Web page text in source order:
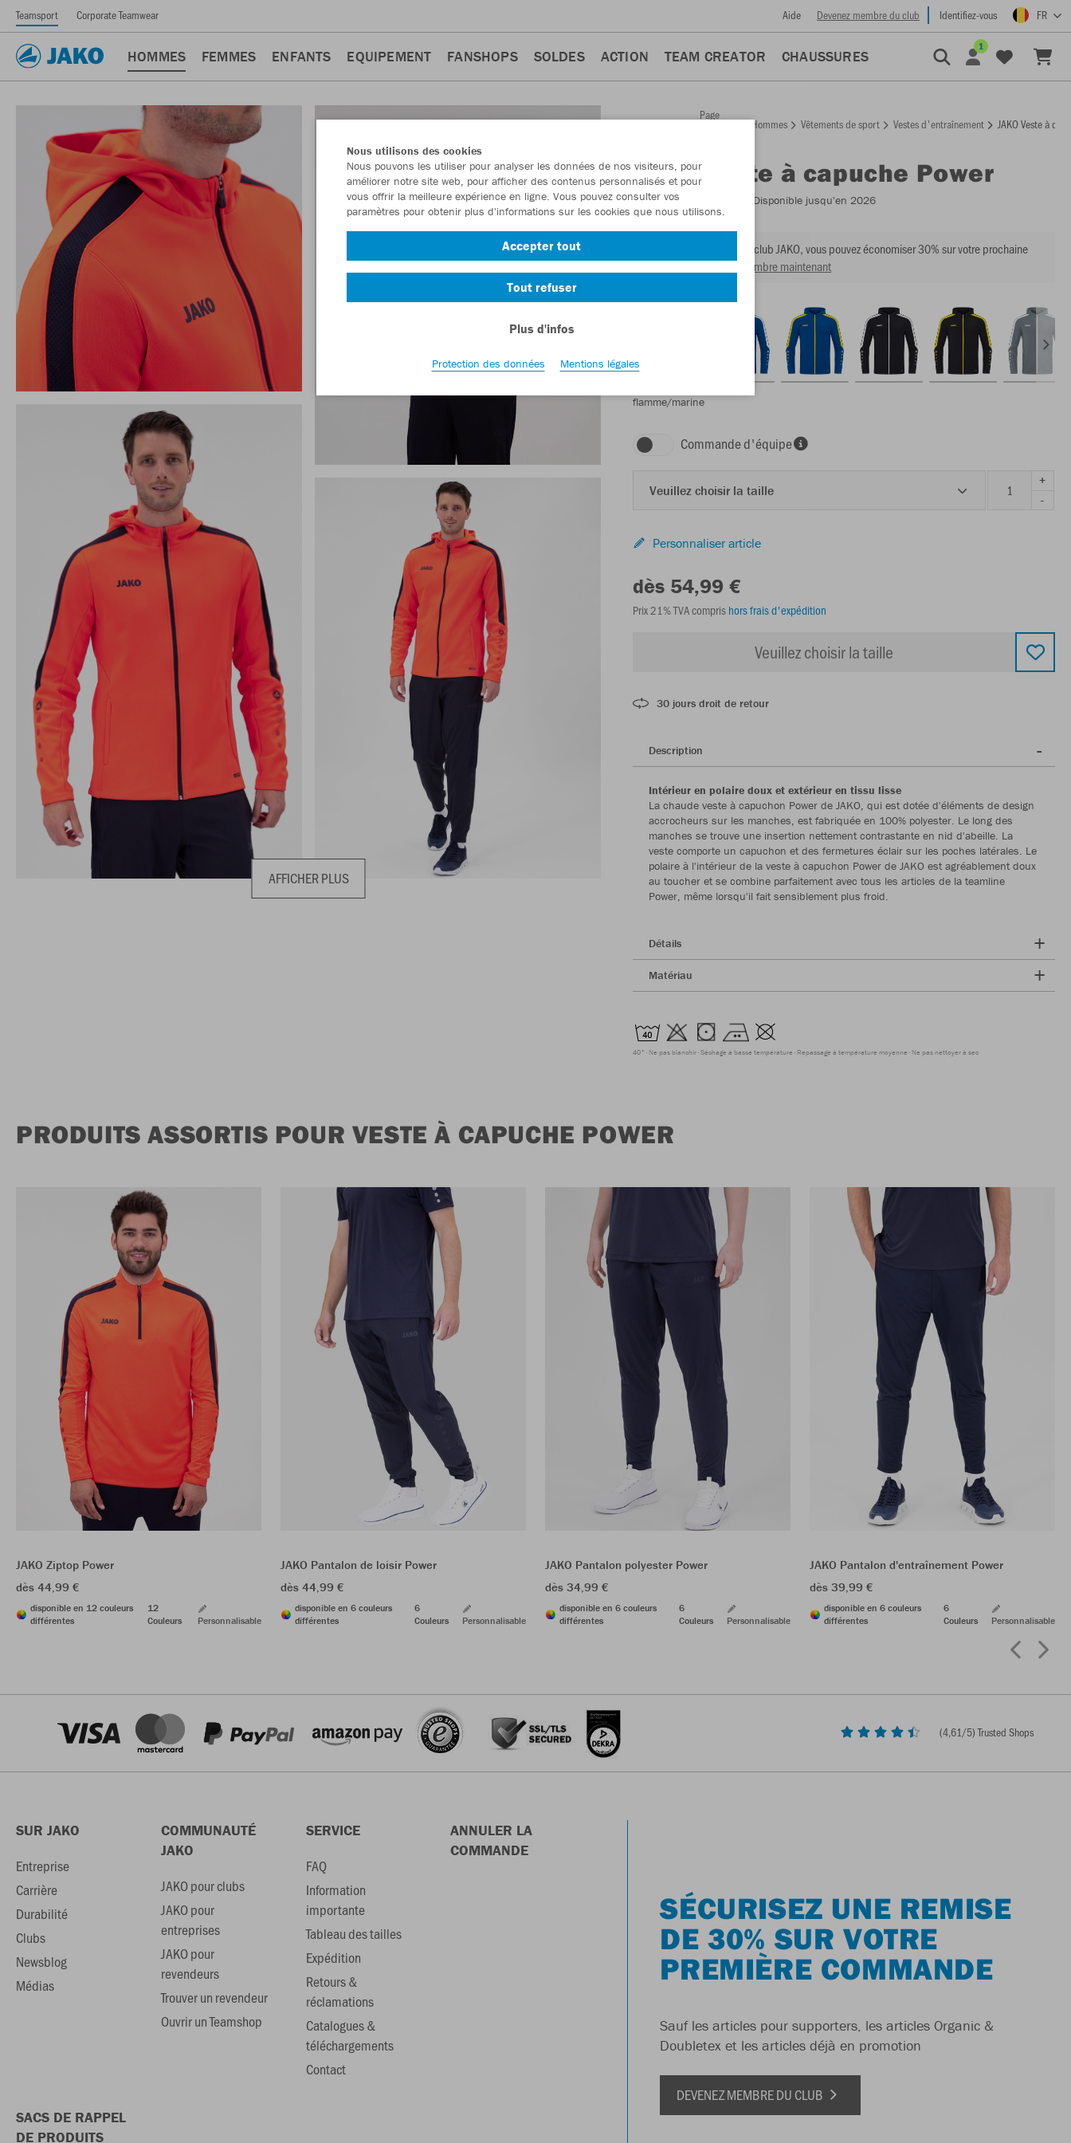
Teamsport Corporate Teamwear Aide Devenez membre du club Identifiez-vous FR
HOMMES FEMMES ENFANTS EQUIPEMENT FANSHOPS SOLDES ACTION TEAM CREATOR CHAUSSURES
1
AFFICHER PLUS
Retour
Page
Hommes Vêtements de sport Vestes d'entraînement JAKO Veste à
JAKO Veste à capuche Power
Numéro d’article: - Disponible jusqu'en 2026
En tant que membre du club JAKO, vous pouvez économiser 30% sur votre prochaine
commande.Devenir membre maintenant
flamme/marine
Commande d'équipe
Veuillez choisir la taille
+
-
Personnaliser article
dès 54,99 €
Prix 21% TVA compris hors frais d'expédition
Veuillez choisir la taille
30 jours droit de retour
Description
Intérieur en polaire doux et extérieur en tissu lisse
La chaude veste à capuchon Power de JAKO, qui est dotée d'éléments de design
accrocheurs sur les manches, est fabriquée en 100% polyester. Le long des
manches se trouve une insertion nettement contrastante en nid d'abeille. La
veste comporte un capuchon et des fermetures éclair sur les poches latérales. Le
polaire à l'intérieur de la veste à capuchon Power de JAKO est agréablement doux
au toucher et se combine parfaitement avec tous les articles de la teamline
Power, même lorsqu'il fait sensiblement plus froid.
Détails
Matériau
40° Ne pas blanchir Séchage à basse température Repassage à température moyenne Ne pas nettoyer à sec
PRODUITS ASSORTIS POUR VESTE À CAPUCHE POWER
JAKO Ziptop Power
dès 44,99 €
disponible en 12 couleurs
différentes
12
Couleurs
Personnalisable
JAKO Pantalon de loisir Power
dès 44,99 €
disponible en 6 couleurs
différentes
6
Couleurs
Personnalisable
JAKO Pantalon polyester Power
dès 34,99 €
disponible en 6 couleurs
différentes
6
Couleurs
Personnalisable
JAKO Pantalon d'entraînement Power
dès 39,99 €
disponible en 6 couleurs
différentes
6
Couleurs
Personnalisable
(4,61/5) Trusted Shops
SUR JAKO
Entreprise
Carrière
Durabilité
Clubs
Newsblog
Médias
COMMUNAUTÉ
JAKO
JAKO pour clubs
JAKO pour
entreprises
JAKO pour
revendeurs
Trouver un revendeur
Ouvrir un Teamshop
SERVICE
FAQ
Information
importante
Tableau des tailles
Expédition
Retours &
réclamations
Catalogues &
téléchargements
Contact
ANNULER LA
COMMANDE
SACS DE RAPPEL
DE PRODUITS
SÉCURISEZ UNE REMISE
DE 30% SUR VOTRE
PREMIÈRE COMMANDE
Sauf les articles pour supporters, les articles Organic &
Doubletex et les articles déjà en promotion
DEVENEZ MEMBRE DU CLUB
Nous utilisons des cookies
Nous pouvons les utiliser pour analyser les données de nos visiteurs, pour
améliorer notre site web, pour afficher des contenus personnalisés et pour
vous offrir la meilleure expérience en ligne. Vous pouvez consulter vos
paramètres pour obtenir plus d'informations sur les cookies que nous utilisons.
Accepter tout
Tout refuser
Plus d'infos
Protection des données Mentions légales